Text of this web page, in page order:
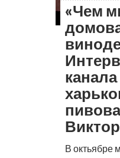
«Чем
канала
В октьябре